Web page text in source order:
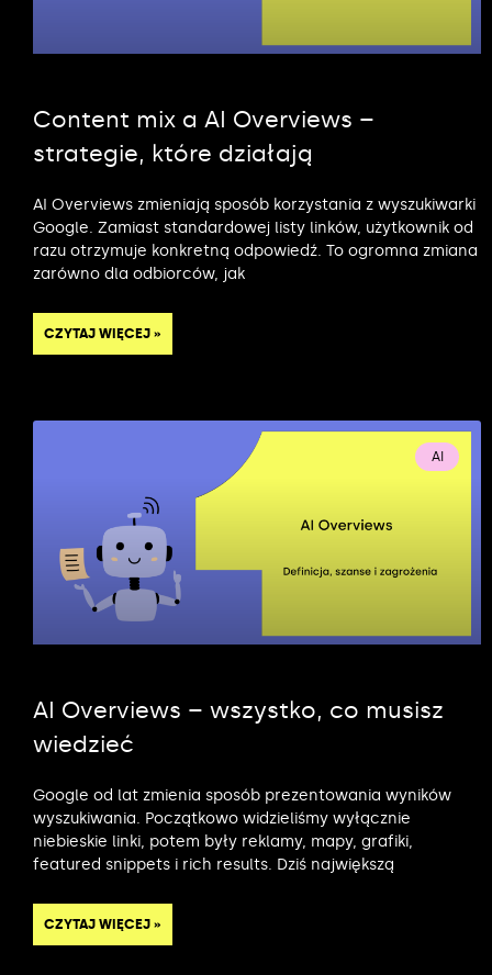
Content mix a AI Overviews –
strategie, które działają
AI Overviews zmieniają sposób korzystania z wyszukiwarki
Google. Zamiast standardowej listy linków, użytkownik od
razu otrzymuje konkretną odpowiedź. To ogromna zmiana
zarówno dla odbiorców, jak
CZYTAJ WIĘCEJ »
AI
AI Overviews – wszystko, co musisz
wiedzieć
Google od lat zmienia sposób prezentowania wyników
wyszukiwania. Początkowo widzieliśmy wyłącznie
niebieskie linki, potem były reklamy, mapy, grafiki,
featured snippets i rich results. Dziś największą
CZYTAJ WIĘCEJ »